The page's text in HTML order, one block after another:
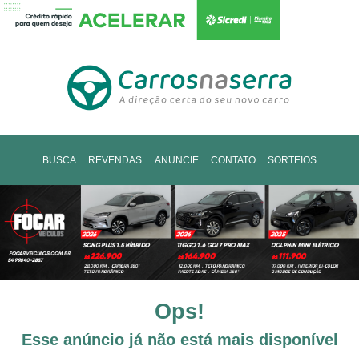
BUSCA REVENDAS ANUNCIE CONTATO SORTEIOS
Ops!
Esse anúncio já não está mais disponível